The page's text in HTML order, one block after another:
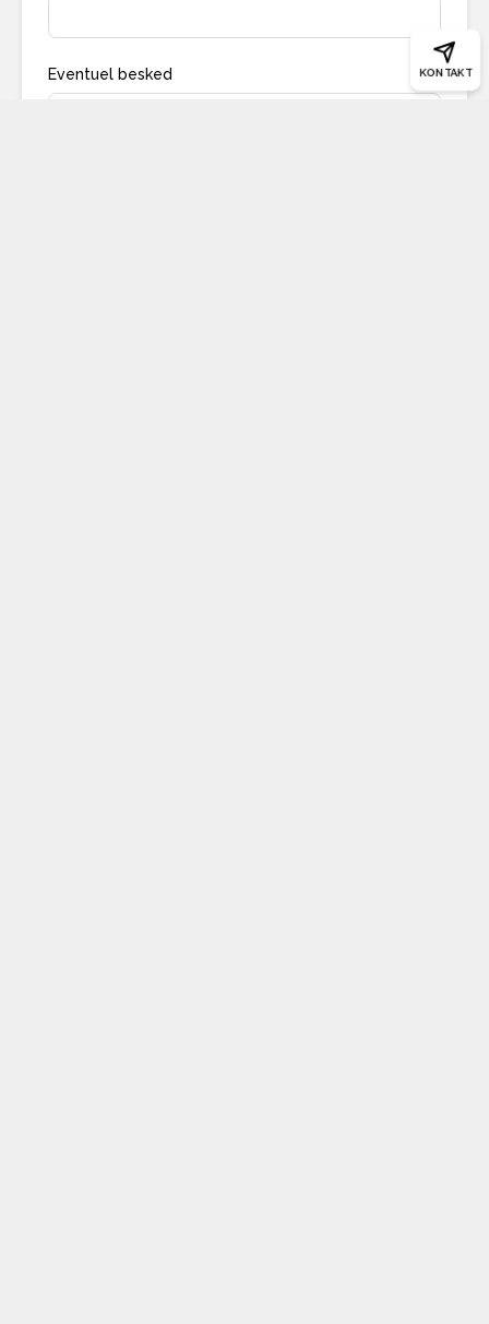
KONTAKT
Eventuel besked